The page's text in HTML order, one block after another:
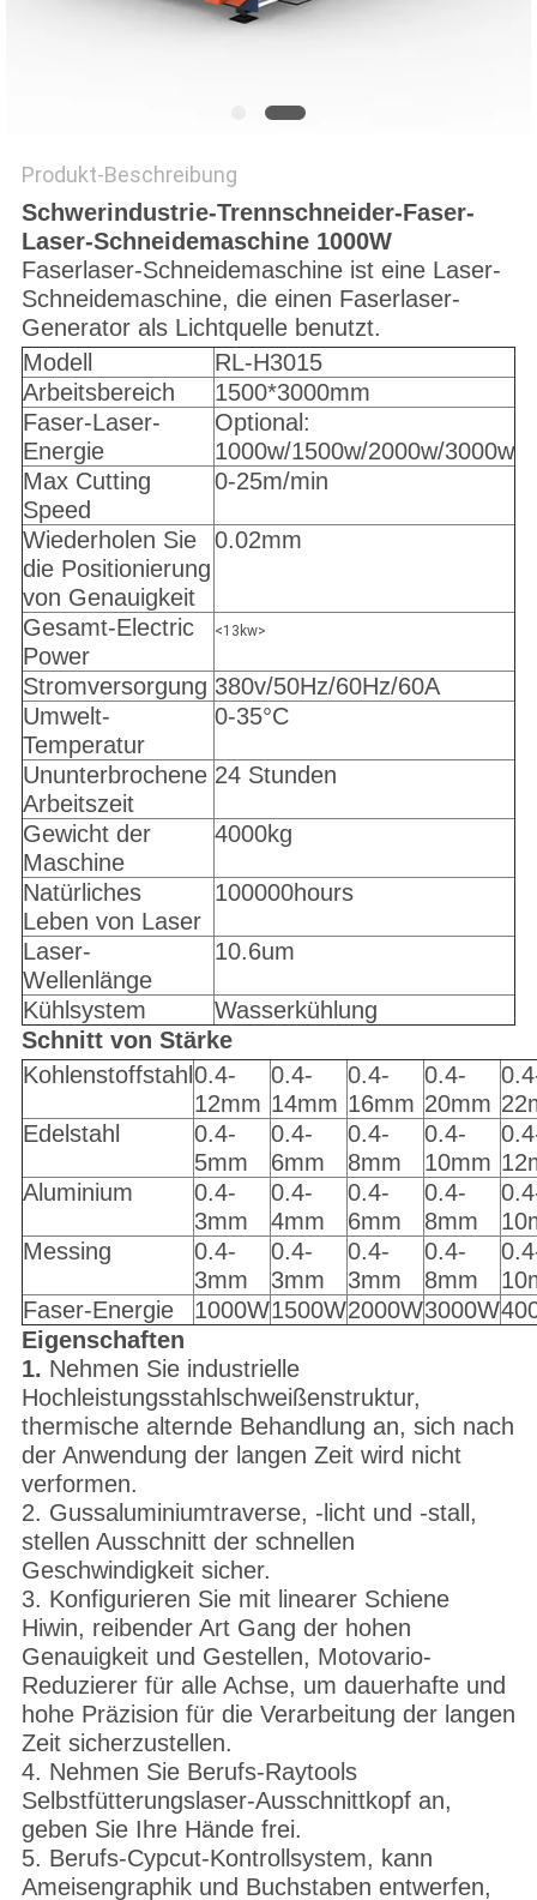
Produkt-Beschreibung
Schwerindustrie-Trennschneider-Faser-
Laser-Schneidemaschine 1000W
Faserlaser-Schneidemaschine ist eine Laser-
Schneidemaschine, die einen Faserlaser-
Generator als Lichtquelle benutzt.
Modell
RL-H3015
Arbeitsbereich
1500*3000mm
Faser-Laser-
Energie
Optional:
1000w/1500w/2000w/3000w
Max Cutting
Speed
0-25m/min
Wiederholen Sie
die Positionierung
von Genauigkeit
0.02mm
Gesamt-Electric
Power
<13kw>
Stromversorgung 380v/50Hz/60Hz/60A
Umwelt-
Temperatur
0-35°C
Ununterbrochene
Arbeitszeit
24 Stunden
Gewicht der
Maschine
4000kg
Natürliches
Leben von Laser
100000hours
Laser-
Wellenlänge
10.6um
Kühlsystem
Wasserkühlung
Schnitt von Stärke
Kohlenstoffstahl 0.4-
12mm
0.4-
14mm
0.4-
16mm
0.4-
20mm
Edelstahl
0.4-
5mm
0.4-
6mm
0.4-
8mm
0.4-
10mm
Aluminium
0.4-
3mm
0.4-
4mm
0.4-
6mm
0.4-
8mm
Messing
0.4-
3mm
0.4-
3mm
0.4-
3mm
0.4-
8mm
Faser-Energie
1000W1500W2000W3000W
Eigenschaften
1. Nehmen Sie industrielle
Hochleistungsstahlschweißenstruktur,
thermische alternde Behandlung an, sich nach
der Anwendung der langen Zeit wird nicht
verformen.
2. Gussaluminiumtraverse, -licht und -stall,
stellen Ausschnitt der schnellen
Geschwindigkeit sicher.
3. Konfigurieren Sie mit linearer Schiene
Hiwin, reibender Art Gang der hohen
Genauigkeit und Gestellen, Motovario-
Reduzierer für alle Achse, um dauerhafte und
hohe Präzision für die Verarbeitung der langen
Zeit sicherzustellen.
4. Nehmen Sie Berufs-Raytools
Selbstfütterungslaser-Ausschnittkopf an,
geben Sie Ihre Hände frei.
5. Berufs-Cypcut-Kontrollsystem, kann
Ameisengraphik und Buchstaben entwerfen,